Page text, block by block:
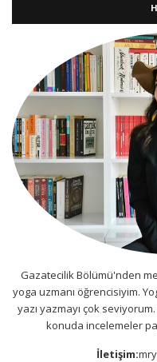
Gazatecilik Bölümü'nden
yoga uzmanı öğrencisiyim.
yazı yazmayı çok
konuda incelemeler
İletişim: